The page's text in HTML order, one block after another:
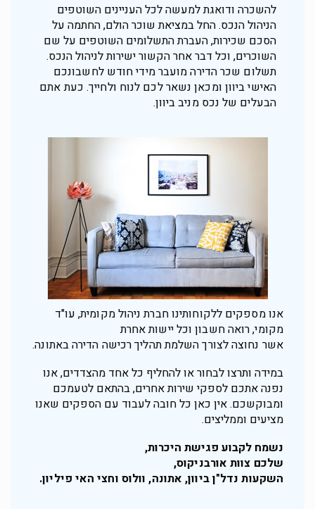
להשכרה ודואגת למעשה לכל העניינים השוטפים
הניהול הנכס. החל במציאת שוכר הולם, החתמה על
הסכם שכירות, העברת התשלומים השוטפים על שם
השוכרים, וכל דבר אחר הקשור ישירות לניהול הנכס.
תשלום שכר הדירה מועבר מידי חודש לחשבונכם
האישי ביוון ומכאן נשאר לכם לנוח ולחייך. כעת אתם
הבעלים של נכס מניב ביוון.
אנו מספקים ללקוחותינו חברת ניהול מקומית, עו"ד
מקומי, רואה חשבון וכל יישות אחרת
אשר נחוצה לצורך השלמת תהליך רכישה הדירה באתונה.
במידה ותרצו לבחור או להחליף כל אחד מהצדדים, אנו
נפנה אתכם לספקי שירות אחרים, בהתאם לטעמכם
ומבוקשכם. אין כאן כל חובה לעבוד עם הספקים שאנו
מציעים וממליצים.
נשמח לקבוע פגישת היכרות,
שלכם צוות אורבניקוס,
השקעות נדל"ן ביוון, אתונה, וולוס וחצי האי פיליון.